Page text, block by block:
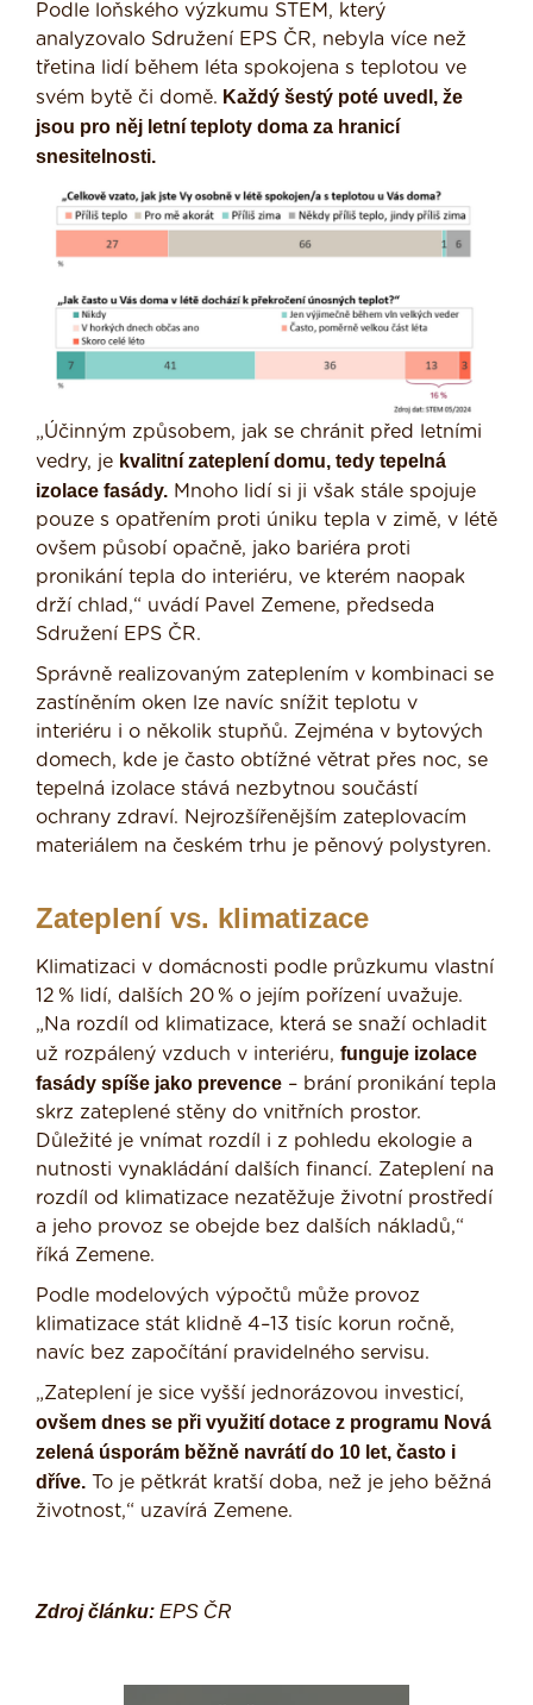
Podle loňského výzkumu STEM, který
analyzovalo Sdružení EPS ČR, nebyla více než
třetina lidí během léta spokojena s teplotou ve
svém bytě či domě. Každý šestý poté uvedl, že
jsou pro něj letní teploty doma za hranicí
snesitelnosti.
„Účinným způsobem, jak se chránit před letními
vedry, je kvalitní zateplení domu, tedy tepelná
izolace fasády. Mnoho lidí si ji však stále spojuje
pouze s opatřením proti úniku tepla v zimě, v létě
ovšem působí opačně, jako bariéra proti
pronikání tepla do interiéru, ve kterém naopak
drží chlad,“ uvádí Pavel Zemene, předseda
Sdružení EPS ČR.
Správně realizovaným zateplením v kombinaci se
zastíněním oken lze navíc snížit teplotu v
interiéru i o několik stupňů. Zejména v bytových
domech, kde je často obtížné větrat přes noc, se
tepelná izolace stává nezbytnou součástí
ochrany zdraví. Nejrozšířenějším zateplovacím
materiálem na českém trhu je pěnový polystyren.
Zateplení vs. klimatizace
Klimatizaci v domácnosti podle průzkumu vlastní
12 % lidí, dalších 20 % o jejím pořízení uvažuje.
„Na rozdíl od klimatizace, která se snaží ochladit
už rozpálený vzduch v interiéru, funguje izolace
fasády spíše jako prevence – brání pronikání tepla
skrz zateplené stěny do vnitřních prostor.
Důležité je vnímat rozdíl i z pohledu ekologie a
nutnosti vynakládání dalších financí. Zateplení na
rozdíl od klimatizace nezatěžuje životní prostředí
a jeho provoz se obejde bez dalších nákladů,“
říká Zemene.
Podle modelových výpočtů může provoz
klimatizace stát klidně 4–13 tisíc korun ročně,
navíc bez započítání pravidelného servisu.
„Zateplení je sice vyšší jednorázovou investicí,
ovšem dnes se při využití dotace z programu Nová
zelená úsporám běžně navrátí do 10 let, často i
dříve. To je pětkrát kratší doba, než je jeho běžná
životnost,“ uzavírá Zemene.
Zdroj článku: EPS ČR